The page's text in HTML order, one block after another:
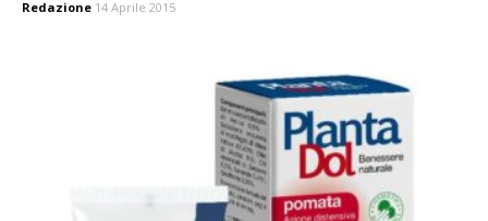
Redazione 14 Aprile 2015